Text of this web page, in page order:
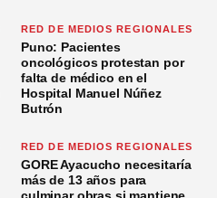
RED DE MEDIOS REGIONALES
Puno: Pacientes
oncológicos protestan por
falta de médico en el
Hospital Manuel Núñez
Butrón
RED DE MEDIOS REGIONALES
GORE Ayacucho necesitaría
más de 13 años para